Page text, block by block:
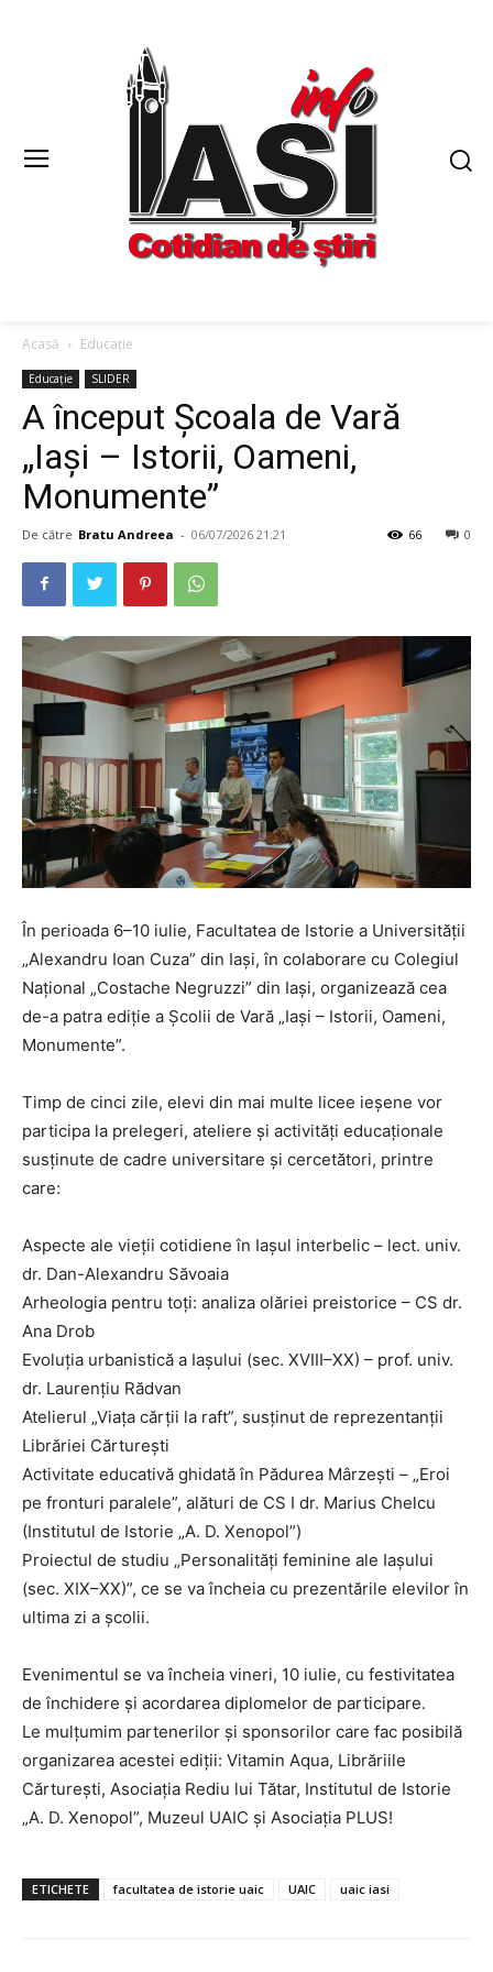
Acasă Educație
Educație SLIDER
A început Școala de Vară
„Iași – Istorii, Oameni,
Monumente”
De către Bratu Andreea - 06/07/2026 21:21 0
66
În perioada 6–10 iulie, Facultatea de Istorie a Universității
„Alexandru Ioan Cuza” din Iași, în colaborare cu Colegiul
Național „Costache Negruzzi” din Iași, organizează cea
de-a patra ediție a Școlii de Vară „Iași – Istorii, Oameni,
Monumente”.
Timp de cinci zile, elevi din mai multe licee ieșene vor
participa la prelegeri, ateliere și activități educaționale
susținute de cadre universitare și cercetători, printre
care:
Aspecte ale vieții cotidiene în Iașul interbelic – lect. univ.
dr. Dan-Alexandru Săvoaia
Arheologia pentru toți: analiza olăriei preistorice – CS dr.
Ana Drob
Evoluția urbanistică a Iașului (sec. XVIII–XX) – prof. univ.
dr. Laurențiu Rădvan
Atelierul „Viața cărții la raft”, susținut de reprezentanții
Librăriei Cărturești
Activitate educativă ghidată în Pădurea Mârzești – „Eroi
pe fronturi paralele”, alături de CS I dr. Marius Chelcu
(Institutul de Istorie „A. D. Xenopol”)
Proiectul de studiu „Personalități feminine ale Iașului
(sec. XIX–XX)”, ce se va încheia cu prezentările elevilor în
ultima zi a școlii.
Evenimentul se va încheia vineri, 10 iulie, cu festivitatea
de închidere și acordarea diplomelor de participare.
Le mulțumim partenerilor și sponsorilor care fac posibilă
organizarea acestei ediții: Vitamin Aqua, Librăriile
Cărturești, Asociația Rediu lui Tătar, Institutul de Istorie
„A. D. Xenopol”, Muzeul UAIC și Asociația PLUS!
ETICHETE facultatea de istorie uaic UAIC uaic iasi